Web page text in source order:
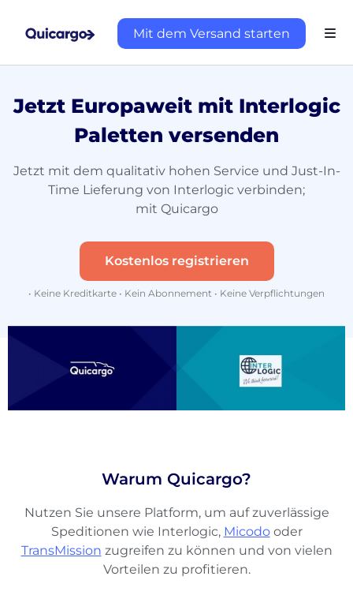
Mit dem Versand starten
Jetzt Europaweit mit Interlogic
Paletten versenden
Jetzt mit dem qualitativ hohen Service und Just-In-
Time Lieferung von Interlogic verbinden;
mit Quicargo
Kostenlos registrieren
• Keine Kreditkarte • Kein Abonnement • Keine Verpflichtungen
Warum Quicargo?
Nutzen Sie unsere Platform, um auf zuverlässige
Speditionen wie Interlogic, Micodooder
TransMission zugreifen zu können und von vielen
Vorteilen zu profitieren.